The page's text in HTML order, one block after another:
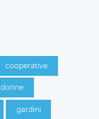
cooperative
donne
gardini